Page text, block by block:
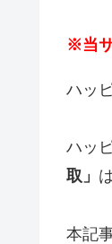
※当
ハッ
ハッ
取 」
本記